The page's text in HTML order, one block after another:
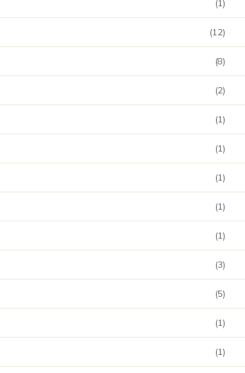
(1)
(12)
(8)
(2)
(1)
(1)
(1)
(1)
(1)
(3)
(5)
(1)
(1)